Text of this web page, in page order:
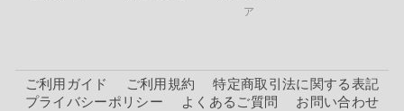
ア
ご利用ガイド ご利用規約
特定商取引法に関する表記
プライバシーポリシー
よくあるご質問 お問い合わせ